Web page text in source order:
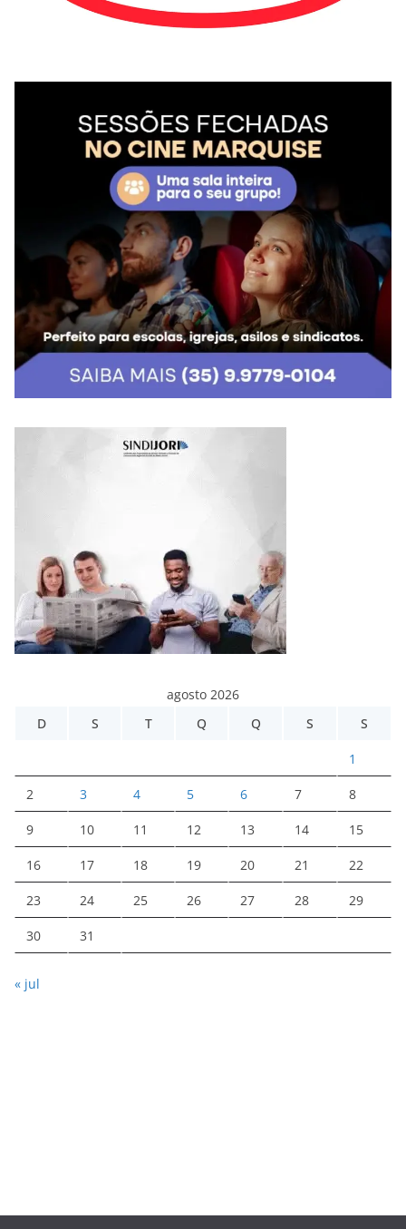
agosto 2026
D
S T Q Q S S
1
2 3 4 5 6 7 8
9 10 11 12 13 14 15
16 17 18 19 20 21 22
23 24 25 26 27 28 29
30 31
« jul